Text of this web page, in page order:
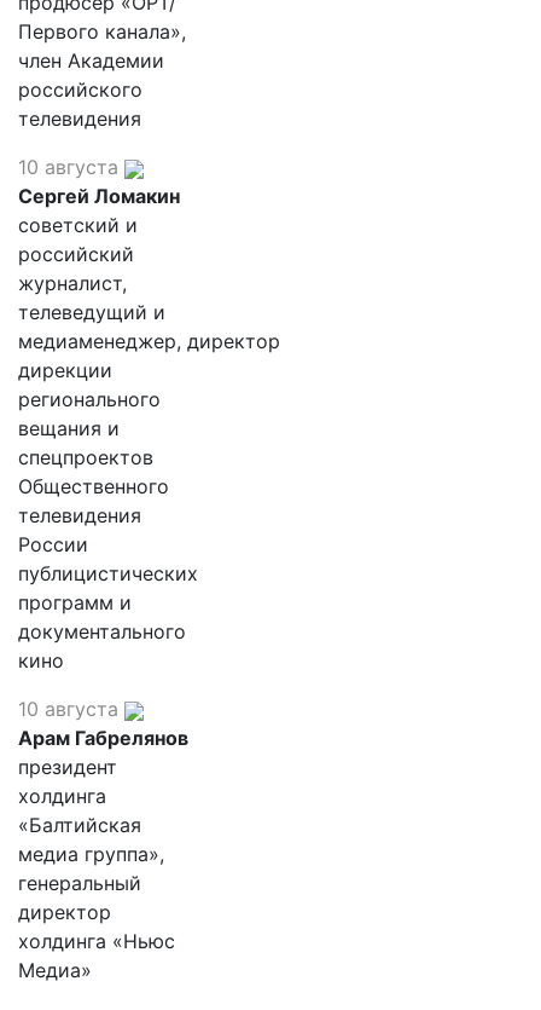
Первого канала»,
член Академии
российского
телевидения
10 августа
Сергей Ломакин
советский и
российский
журналист,
телеведущий и
медиаменеджер, директор
дирекции
регионального
вещания и
спецпроектов
Общественного
телевидения
России
публицистических
программ и
документального
кино
10 августа
Арам Габрелянов
президент
холдинга
«Балтийская
медиа группа»,
генеральный
директор
холдинга «Ньюс
Медиа»